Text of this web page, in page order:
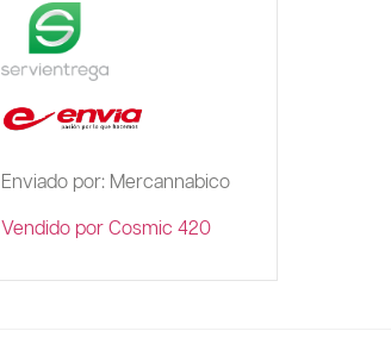
Enviado por: Mercannabico
Vendido por Cosmic 420